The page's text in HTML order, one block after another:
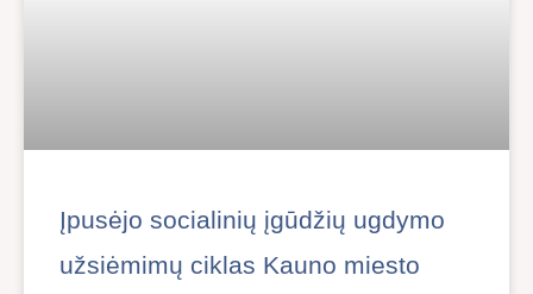
Įpusėjo socialinių įgūdžių ugdymo
užsiėmimų ciklas Kauno miesto